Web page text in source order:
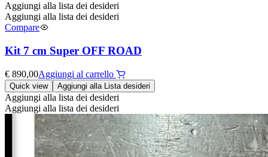
Aggiungi alla lista dei desideri
Aggiungi alla lista dei desideri
Compare
Kit 7 cm Super OFF ROAD
€ 890,00Aggiungi al carrello
Quick view Aggiungi alla Lista desideri
Aggiungi alla lista dei desideri
Aggiungi alla lista dei desideri